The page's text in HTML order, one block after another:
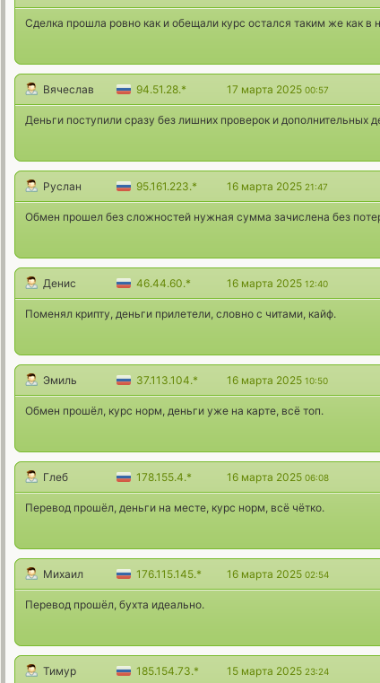
Сделка прошла ровно как и обещали курс остался таким же как в
Вячеслав 94.51.28.* 17 марта 2025 00:57
Деньги поступили сразу без лишних проверок и дополнительных
Руслан 95.161.223.* 16 марта 2025 21:47
Обмен прошел без сложностей нужная сумма зачислена без
Денис 46.44.60.* 16 марта 2025 12:40
Поменял крипту, деньги прилетели, словно с читами, кайф.
Эмиль 37.113.104.* 16 марта 2025 10:50
Обмен прошёл, курс норм, деньги уже на карте, всё топ.
Глеб 178.155.4.* 16 марта 2025 06:08
Перевод прошёл, деньги на месте, курс норм, всё чётко.
Михаил 176.115.145.* 16 марта 2025 02:54
Перевод прошёл, бухта идеально.
Тимур 185.154.73.* 15 марта 2025 23:24